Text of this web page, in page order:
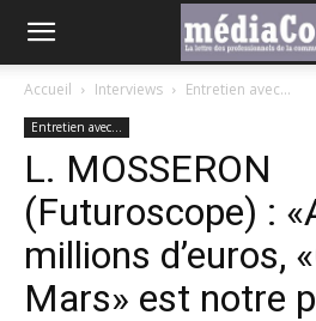
Accueil Interviews Entretien avec...
Entretien avec...
L. MOSSERON
(Futuroscope) :
millions d’euros,
Mars» est notre